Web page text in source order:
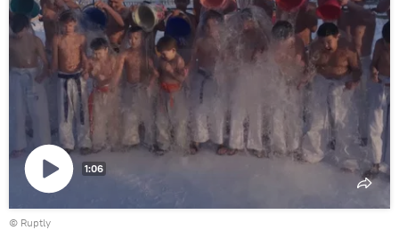
Воспроизвести
видео
1:06
© Ruptly